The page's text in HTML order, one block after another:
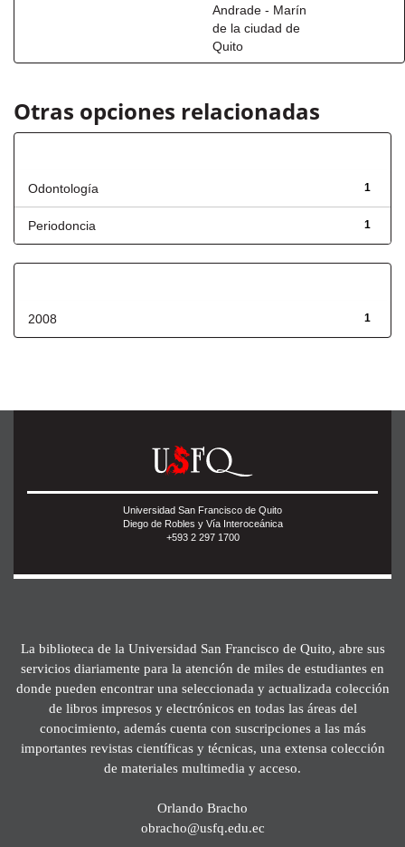
Andrade - Marín
de la ciudad de
Quito
Otras opciones relacionadas
1
Odontología
1
Periodoncia
1
2008
Universidad San Francisco de Quito
Diego de Robles y Vía Interoceánica
+593 2 297 1700
La biblioteca de la Universidad San Francisco de Quito, abre sus
servicios diariamente para la atención de miles de estudiantes en
donde pueden encontrar una seleccionada y actualizada colección
de libros impresos y electrónicos en todas las áreas del
conocimiento, además cuenta con suscripciones a las más
importantes revistas científicas y técnicas, una extensa colección
de materiales multimedia y acceso.
Orlando Bracho
obracho@usfq.edu.ec